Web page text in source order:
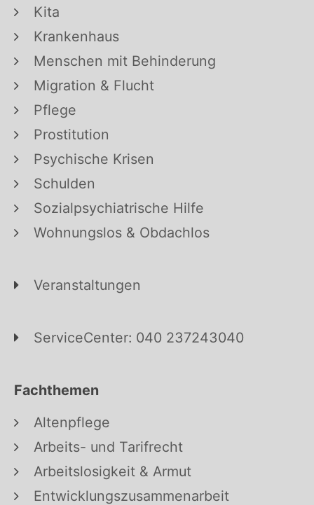
Kita
Krankenhaus
Menschen mit Behinderung
Migration & Flucht
Pflege
Prostitution
Psychische Krisen
Schulden
Sozialpsychiatrische Hilfe
Wohnungslos & Obdachlos
Veranstaltungen
ServiceCenter: 040 237243040
Fachthemen
Altenpflege
Arbeits- und Tarifrecht
Arbeitslosigkeit & Armut
Entwicklungszusammenarbeit